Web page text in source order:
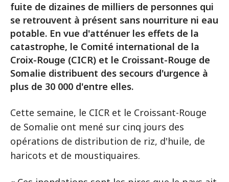
fuite de dizaines de milliers de personnes qui
se retrouvent à présent sans nourriture ni eau
potable. En vue d'atténuer les effets de la
catastrophe, le Comité international de la
Croix-Rouge (CICR) et le Croissant-Rouge de
Somalie distribuent des secours d'urgence à
plus de 30 000 d'entre elles.
Cette semaine, le CICR et le Croissant-Rouge
de Somalie ont mené sur cinq jours des
opérations de distribution de riz, d'huile, de
haricots et de moustiquaires.